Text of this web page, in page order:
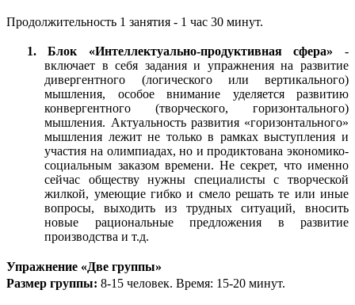
Продолжительность 1 занятия - 1 час 30 минут.
1. Блок «Интеллектуально-продуктивная сфера» -
включает в себя задания и упражнения на развитие
дивергентного (логического или вертикального)
мышления, особое внимание уделяется развитию
конвергентного (творческого, горизонтального)
мышления. Актуальность развития «горизонтального»
мышления лежит не только в рамках выступления и
участия на олимпиадах, но и продиктована экономико-
социальным заказом времени. Не секрет, что именно
сейчас обществу нужны специалисты с творческой
жилкой, умеющие гибко и смело решать те или иные
вопросы, выходить из трудных ситуаций, вносить
новые рациональные предложения в развитие
производства и т.д.
Упражнение «Две группы»
Размер группы: 8-15 человек. Время: 15-20 минут.